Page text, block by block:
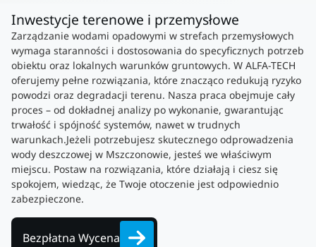
Inwestycje terenowe i przemysłowe
Zarządzanie wodami opadowymi w strefach przemysłowych
wymaga staranności i dostosowania do specyficznych potrzeb
obiektu oraz lokalnych warunków gruntowych. W ALFA-TECH
oferujemy pełne rozwiązania, które znacząco redukują ryzyko
powodzi oraz degradacji terenu. Nasza praca obejmuje cały
proces – od dokładnej analizy po wykonanie, gwarantując
trwałość i spójność systemów, nawet w trudnych
warunkach.Jeżeli potrzebujesz skutecznego odprowadzenia
wody deszczowej w Mszczonowie, jesteś we właściwym
miejscu. Postaw na rozwiązania, które działają i ciesz się
spokojem, wiedząc, że Twoje otoczenie jest odpowiednio
zabezpieczone.
Bezpłatna Wycena